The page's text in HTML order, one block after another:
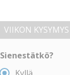
VIIKON KYSYMYS
Sienestätkö?